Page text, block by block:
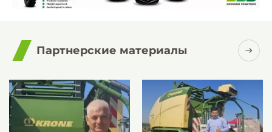
Партнерские материалы